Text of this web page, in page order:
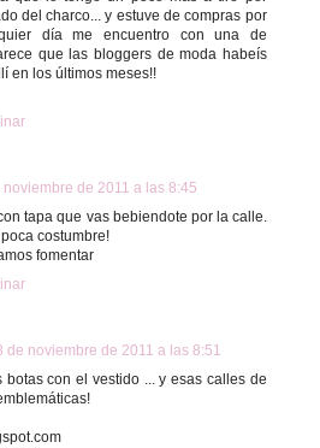
del charco... y estuve de compras por
día me encuentro con una de
que las bloggers de moda habeís
en los últimos meses!!
noviembre de 2011 a las 8:45
tapa que vas bebiendote por la calle.
costumbre!
fomentar
de noviembre de 2011 a las 8:51
botas con el vestido ... y esas calles de